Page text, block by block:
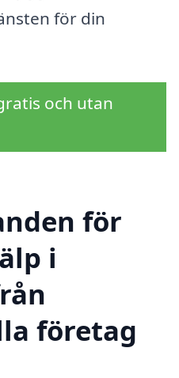
för din
och utan
för
i
företag